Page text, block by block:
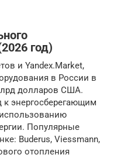
год)
и Yandex.Market,
в России в
долларов США.
к энергосберегающим
Популярные
Buderus, Viessmann,
отопления